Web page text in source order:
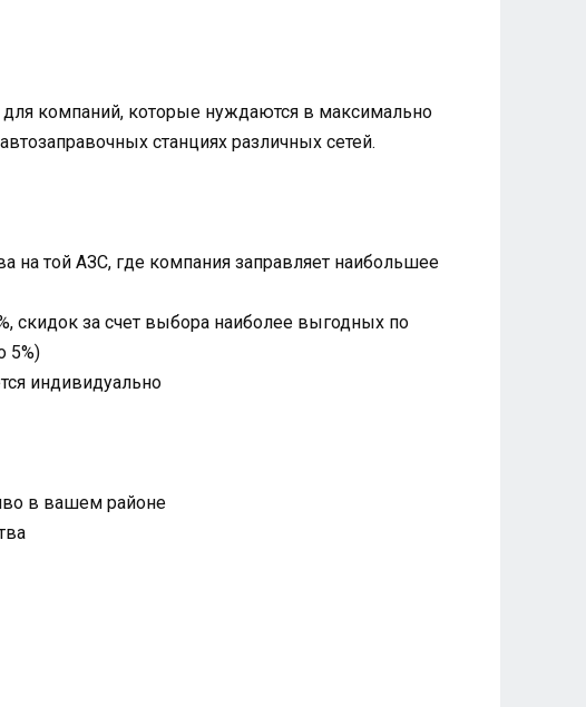
для компаний, которые нуждаются в максимально
станциях различных сетей.
на той АЗС, где компания заправляет наибольшее
скидок за счет выбора наиболее выгодных по
5%)
индивидуально
в вашем районе